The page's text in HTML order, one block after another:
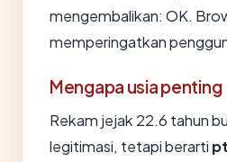
mengembalikan: OK.
memperingatkan
Mengapa usia penting
Rekam jejak 22.6 tahun
legitimasi, tetapi berarti